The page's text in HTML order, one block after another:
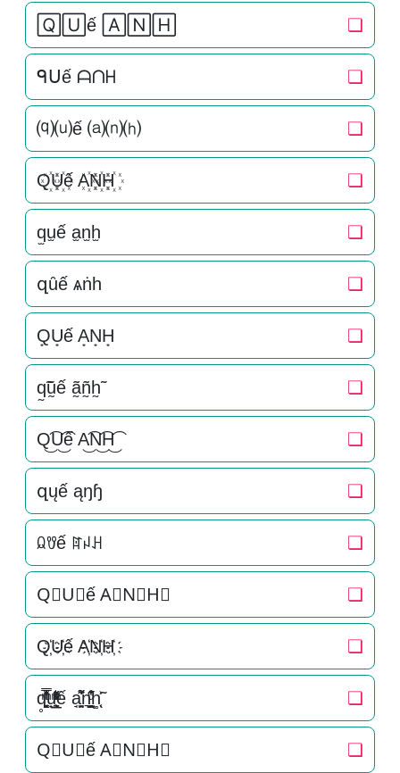
🅀🅄ế 🄰🄽🄷 ❏
ᑫᑌế ᗩᑎᕼ ❏
⒬⒰ế ⒜⒩⒣ ❏
Q꙰U꙰ế A꙰N꙰H꙰ ❏
q̫u̫ế a̫n̫h̫ ❏
զȗế ѧṅһ ❏
Q͙U͙ế A͙N͙H͙ ❏
q̰̃ṵ̃ế ã̰ñ̰h̰̃ ❏
Q͜͡U͜͡ế A͜͡N͜͡H͜͡ ❏
զųế ąŋɧ ❏
ꆰꀎế ꍏꈤꃅ ❏
Q⃟U⃟ế A⃟N⃟H⃟ ❏
Q҉U҉ế A҉N҉H҉ ❏
q̥̳̭̘̳͔̹̄ͫ̔̌ͭ̿̓ͅu̟͎̲͕̼̳͉̲ͮͫͭ̋ͭ͛ͣ̈ế a̘̫͈̭͌͛͌̇̇̍n͉̠̙͉̗̺̋̋̔ͧ̊h͚̖̜̍̃͐ ❏
Q⃗U⃗ế A⃗N⃗H⃗ ❏